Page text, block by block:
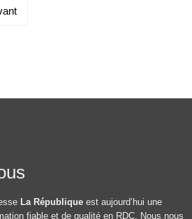
La République est aujourd’hui une
fiable et de qualité en RDC. Nous nous